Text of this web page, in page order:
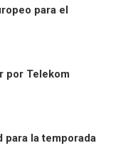
para el
por Telekom
para la temporada